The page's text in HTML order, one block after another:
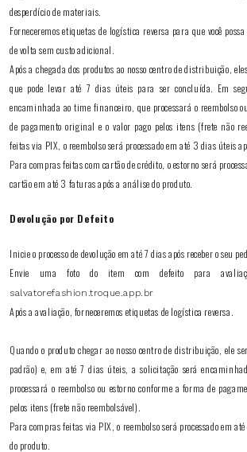
desperdício de materiais.
Forneceremos etiquetas de logística reversa para que você
de volta sem custo adicional.
Após a chegada dos produtos ao nosso centro de distribuição,
que pode levar até 7 dias úteis para ser concluída. Em
encaminhada ao time financeiro, que processará o reembolso
de pagamento original e o valor pago pelos itens (frete não
feitas via PIX, o reembolso será processado em até 3 dias úteis
Para compras feitas com cartão de crédito, o estorno será
cartão em até 3 faturas após a análise do produto.
Devolução por Defeito
Inicie o processo de devolução em até 7 dias após receber o seu
Envie uma foto do item com defeito para
salvatorefashion.troque.app.br
Após a avaliação, forneceremos etiquetas de logística reversa.
Quando o produto chegar ao nosso centro de distribuição, ele
padrão) e, em até 7 dias úteis, a solicitação será
processará o reembolso ou estorno conforme a forma de
pelos itens (frete não reembolsável).
Para compras feitas via PIX, o reembolso será processado em
do produto.